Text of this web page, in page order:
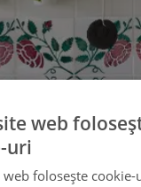
web
uri
web folosește